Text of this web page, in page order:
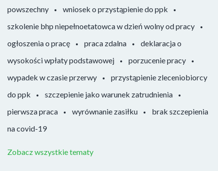
powszechny
wniosek o przystąpienie do ppk
szkolenie bhp niepełnoetatowca w dzień wolny od pracy
ogłoszenia o pracę
praca zdalna
deklaracja o
wysokości wpłaty podstawowej
porzucenie pracy
wypadek w czasie przerwy
przystąpienie zleceniobiorcy
do ppk
szczepienie jako warunek zatrudnienia
pierwsza praca
wyrównanie zasiłku
brak szczepienia
na covid-19
Zobacz wszystkie tematy